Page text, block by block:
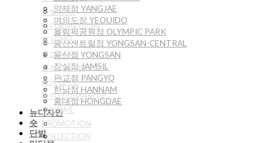
양재점 YANGJAE
여의도점 YEOUIDO
올림픽공원점 OLYMPIC PARK
용산센트럴점 YONGSAN-CENTRAL
용산점 YONGSAN
잠실점 JAMSIL
판교점 PANGYO
한남점 HANNAM
홍대점 HONGDAE
뉴디자인
숏
단발
단발 BOB
미디움 MEDIUM
롱 LONG
맨즈 MAN
컬러 COLOR
케어 CARE
메이크업 MAKEUP
네일NAIL
PROMOTION
COLLECTION